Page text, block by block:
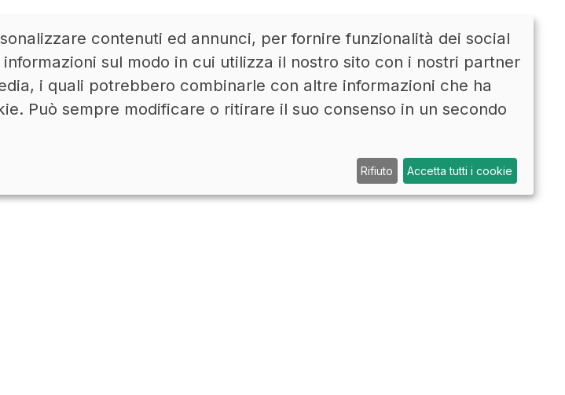
ACCEDI LINKEDIN CONTATTI ENG
contenuti ed annunci, per fornire funzionalità dei social
sul modo in cui utilizza il nostro sito con i nostri partner
i quali potrebbero combinarle con altre informazioni che ha
Può sempre modificare o ritirare il suo consenso in un secondo
Rifiuto Accetta tutti i cookie